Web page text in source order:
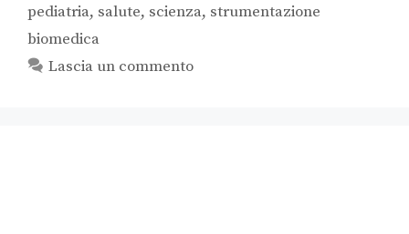
pediatria, salute, scienza, strumentazione
biomedica
Lascia un commento